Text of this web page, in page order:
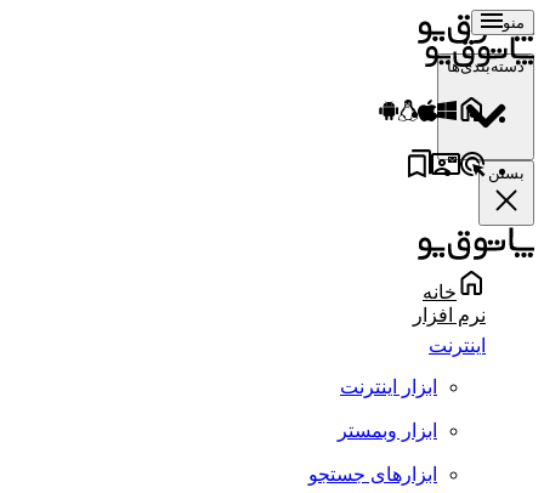
منو
دسته‌بندی‌ها
بستن
خانه
نرم افزار
اینترنت
ابزار اینترنت
ابزار وبمستر
ابزارهای جستجو